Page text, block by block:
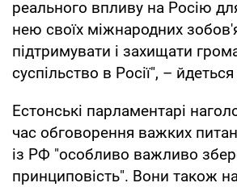
реального впливу на Росію
нею своїх міжнародних
підтримувати і захищати
суспільство в Росії", – йдеться
Естонські парламентарі
час обговорення важких
із РФ "особливо важливо
принциповість". Вони також